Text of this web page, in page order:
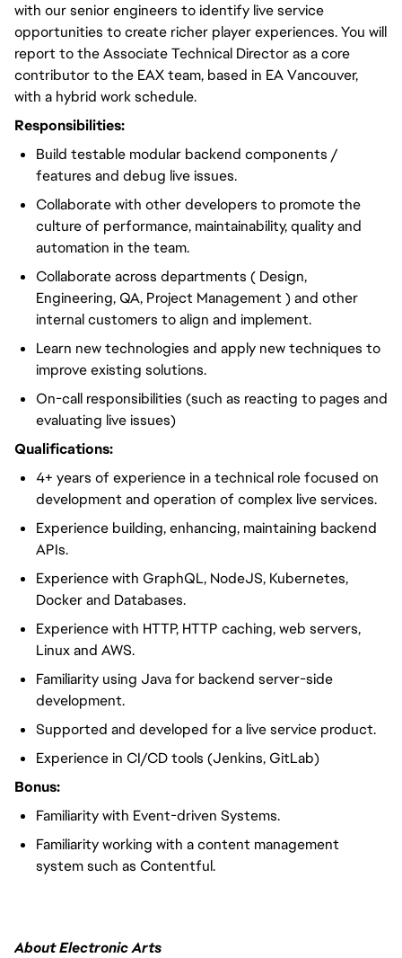
with our senior engineers to identify live service
opportunities to create richer player experiences. You will
report to the Associate Technical Director as a core
contributor to the EAX team, based in EA Vancouver,
with a hybrid work schedule.
Responsibilities:
Build testable modular backend components /
features and debug live issues.
Collaborate with other developers to promote the
culture of performance, maintainability, quality and
automation in the team.
Collaborate across departments ( Design,
Engineering, QA, Project Management ) and other
internal customers to align and implement.
Learn new technologies and apply new techniques to
improve existing solutions.
On-call responsibilities (such as reacting to pages and
evaluating live issues)
Qualifications:
4+ years of experience in a technical role focused on
development and operation of complex live services.
Experience building, enhancing, maintaining backend
APIs.
Experience with GraphQL, NodeJS, Kubernetes,
Docker and Databases.
Experience with HTTP, HTTP caching, web servers,
Linux and AWS.
Familiarity using Java for backend server-side
development.
Supported and developed for a live service product.
Experience in CI/CD tools (Jenkins, GitLab)
Bonus:
Familiarity with Event-driven Systems.
Familiarity working with a content management
system such as Contentful.
About Electronic Arts